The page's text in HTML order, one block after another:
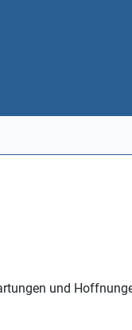
und